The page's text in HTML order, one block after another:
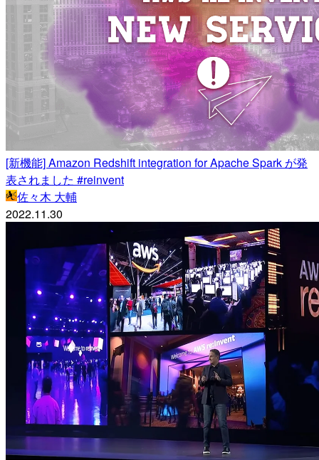
[新機能] Amazon Redshift integration for Apache Spark が発
表されました #reinvent
佐々木 大輔
2022.11.30